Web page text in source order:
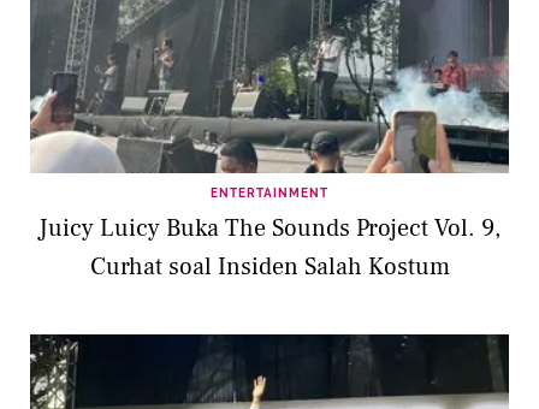
ENTERTAINMENT
Juicy Luicy Buka The Sounds Project Vol. 9,
Curhat soal Insiden Salah Kostum